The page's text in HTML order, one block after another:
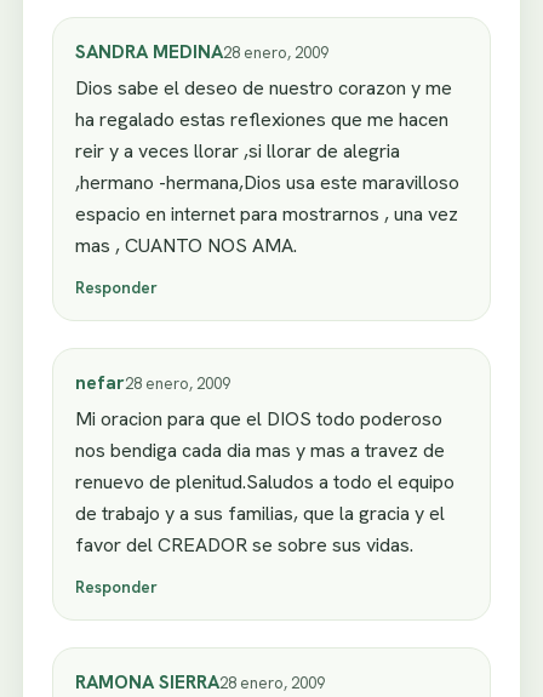
SANDRA MEDINA28 enero, 2009
Dios sabe el deseo de nuestro corazon y me
ha regalado estas reflexiones que me hacen
reir y a veces llorar ,si llorar de alegria
,hermano -hermana,Dios usa este maravilloso
espacio en internet para mostrarnos , una vez
mas , CUANTO NOS AMA.
Responder
nefar28 enero, 2009
Mi oracion para que el DIOS todo poderoso
nos bendiga cada dia mas y mas a travez de
renuevo de plenitud.Saludos a todo el equipo
de trabajo y a sus familias, que la gracia y el
favor del CREADOR se sobre sus vidas.
Responder
RAMONA SIERRA28 enero, 2009